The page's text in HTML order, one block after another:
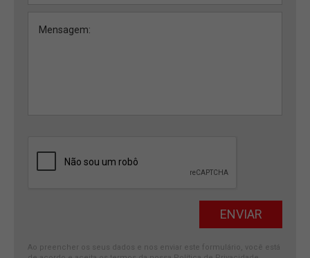
Ao preencher os seus dados e nos enviar este formulário, você está